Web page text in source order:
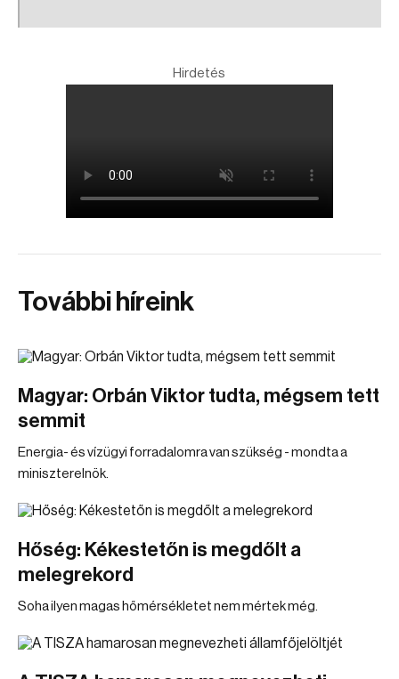
Hirdetés
További híreink
Magyar: Orbán Viktor tudta, mégsem tett
semmit
Energia- és vízügyi forradalomra van szükség - mondta a
miniszterelnök.
Hőség: Kékestetőn is megdőlt a
melegrekord
Soha ilyen magas hőmérsékletet nem mértek még.